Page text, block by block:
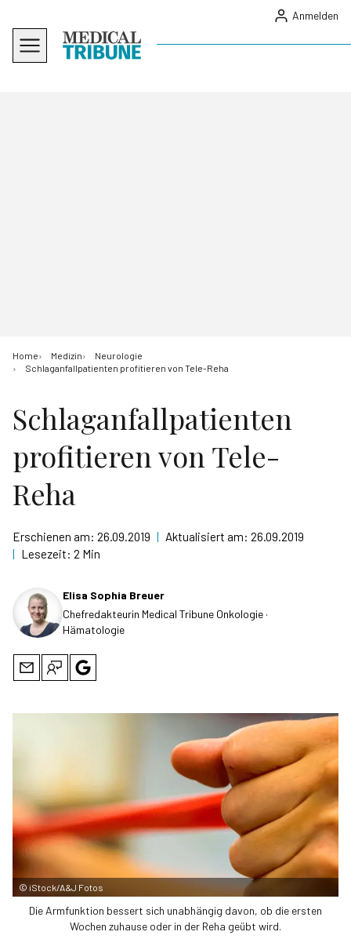
Anmelden
Home Medizin
Neurologie
Schlaganfallpatienten profitieren von Tele-Reha
Schlaganfallpatienten
profitieren von Tele-
Reha
Erschienen am: 26.09.2019 | Aktualisiert am: 26.09.2019
| Lesezeit: 2 Min
Elisa Sophia Breuer
Chefredakteurin Medical Tribune Onkologie ·
Hämatologie
© iStock/A&J Fotos
Die Armfunktion bessert sich unabhängig davon, ob die ersten
Wochen zuhause oder in der Reha geübt wird.